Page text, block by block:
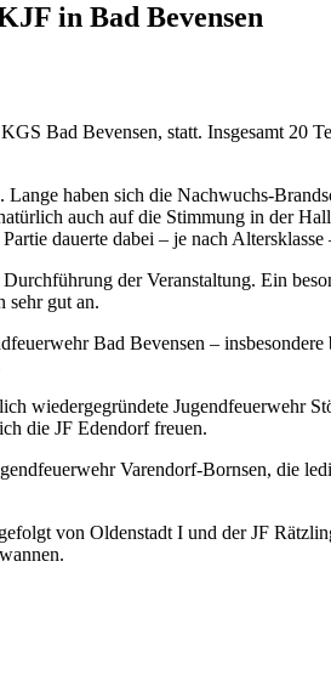
in Bad Bevensen
Bad Bevensen, statt. Insgesamt 20
haben sich die Nachwuchs-
auch auf die Stimmung in der
dauerte dabei – je nach
der Veranstaltung. Ein
sehr gut an.
Bad Bevensen –
wiedergegründete Jugendfeuerwehr
die JF Edendorf freuen.
Varendorf-Bornsen, die
von Oldenstadt I und der JF